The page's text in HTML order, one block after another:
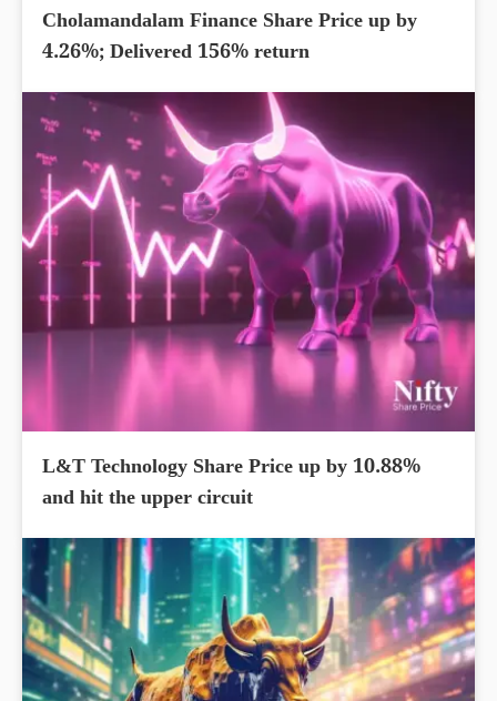
Cholamandalam Finance Share Price up by
4.26%; Delivered 156% return
L&T Technology Share Price up by 10.88%
and hit the upper circuit